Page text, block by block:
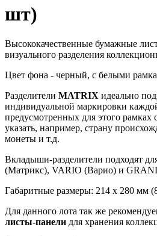
шт)
Высококачественные бумажные
визуального разделения
Цвет фона - черный, с белыми
Разделители MATRIX идеально
индивидуальной маркировки
предусмотренных для этого
указать, например, страну
монеты и т.д.
Вкладыши-разделители подходят
(Матрикс), VARIO (Варио) и
Габаритные размеры: 214 х 280 мм
Для данного лота так же
листы-панели для хранения